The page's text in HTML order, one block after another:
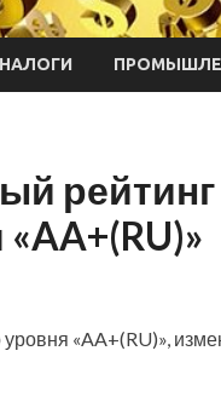
НАЛОГИ
рейтинг
«AA+(RU)»,